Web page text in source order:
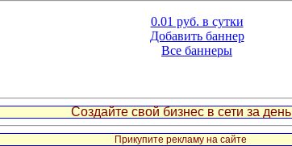
0.01 руб. в сутки
Добавить баннер
Все баннеры
Создайте свой бизнес в сети за день
Прикупите рекламу на сайте